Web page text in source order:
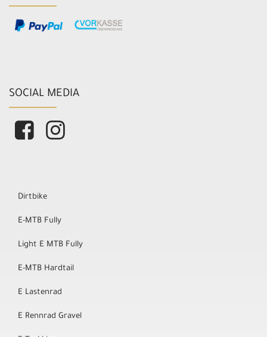
SOCIAL MEDIA
Dirtbike
E-MTB Fully
Light E MTB Fully
E-MTB Hardtail
E Lastenrad
E Rennrad Gravel